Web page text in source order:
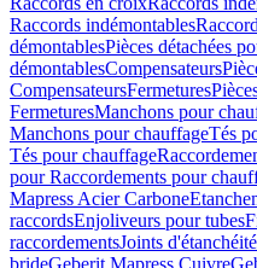
Raccords indémontables
démontablesPièces détachées
démontablesCompensateurs
CompensateursFermetures
FermeturesManchons pour
Manchons pour chauffageTés
Tés pour chauffage
pour Raccordements pour
Mapress Acier Carbone
raccordsEnjoliveurs pour tubes
raccordementsJoints d'étanchéité
brideGeberit Mapress Cuivre